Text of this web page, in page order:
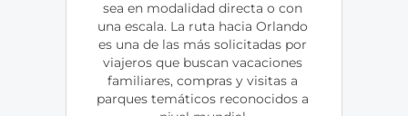
sea en modalidad directa o con
una escala. La ruta hacia Orlando
es una de las más solicitadas por
viajeros que buscan vacaciones
familiares, compras y visitas a
parques temáticos reconocidos a